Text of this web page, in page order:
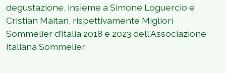
degustazione, insieme a Simone Loguercio e
Cristian Maitan, rispettivamente Migliori
Sommelier d’Italia 2018 e 2023 dell'Associazione
Italiana Sommelier.